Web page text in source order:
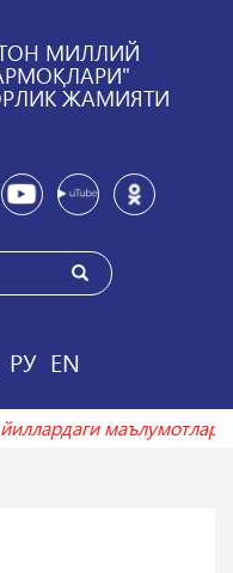
МИЛЛИЙ
ЖАМИЯТИ
РУ EN
йиллардаги